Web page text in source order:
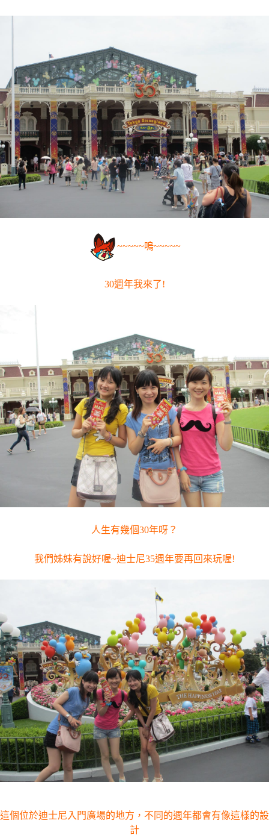
~~~~~嗚~~~~~
30週年我來了!
人生有幾個30年呀？
我們姊妹有說好喔~迪士尼35週年要再回來玩喔!
這個位於迪士尼入門廣場的地方，不同的週年都會有像這樣的設
計